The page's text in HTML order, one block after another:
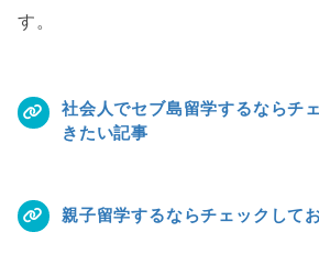
す。
社会人でセブ島留学するならチ
きたい記事
親子留学するならチェックして